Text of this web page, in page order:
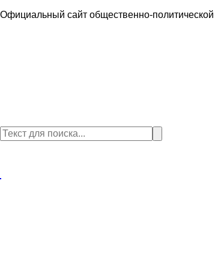
Официальный сайт общественно-